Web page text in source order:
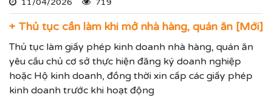
hạn đến 15 năm.
+ Thủ tục cần làm khi mở nhà hàng, quán ăn [Mới]
Thủ tục làm giấy phép kinh doanh nhà hàng, quán ăn
yêu cầu chủ cơ sở thực hiện đăng ký doanh nghiệp
hoặc Hộ kinh doanh, đồng thời xin cấp các giấy phép
kinh doanh trước khi hoạt động